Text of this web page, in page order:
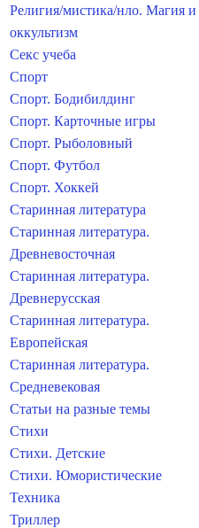
Религия/мистика/нло. Магия и
оккультизм
Секс учеба
Спорт
Спорт. Бодибилдинг
Спорт. Карточные игры
Спорт. Рыболовный
Спорт. Футбол
Спорт. Хоккей
Старинная литература
Старинная литература.
Древневосточная
Старинная литература.
Древнерусская
Старинная литература.
Европейская
Старинная литература.
Средневековая
Статьи на разные темы
Стихи
Стихи. Детские
Стихи. Юмористические
Техника
Триллер